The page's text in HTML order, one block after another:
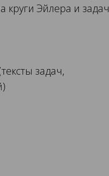
круги Эйлера и
задач,